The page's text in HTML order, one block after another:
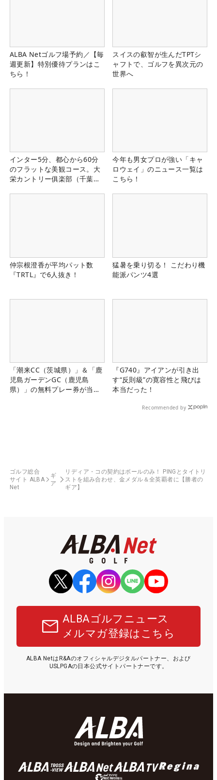
ALBA Netゴルフ場予約／【毎
週更新】特別優待プランはこ
ちら！
スイスの叡智が生んだTPTシ
ャフトで、ゴルフを異次元の
世界へ
インター5分、都心から60分
のフラットな美観コース。大
栄カントリー俱楽部（千葉
今年も男女プロが強い「キャ
ロウェイ」のニュース一覧は
こちら！
仲宗根澄香が平均パット数
『TRTL』で6人抜き！
猛暑を乗り切る！ こだわり機
能派パンツ4選
「潮来CC（茨城県）」＆「鹿
児島ガーデンGC（鹿児島
県）」の無料プレー券が当た
『G740』アイアンが引き出
す“反則級”の寛容性と飛びは
本当だった！
Recommended by
ゴルフ総合
サイト ALBA
Net
ギ
ア
リディア・コの契約はボールのみ！ PINGとタイトリ
ストを組み合わせ、金メダル＆全英覇者に【勝者の
ギア】
ALBAゴルフニュース
メルマガ登録はこちら
ALBA NetはR&Aのオフィシャルデジタルパートナー、および
USLPGAの日本公式サイトパートナーです。